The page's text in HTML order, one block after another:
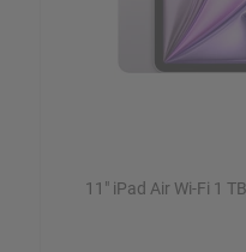
11" iPad Air Wi-Fi 1